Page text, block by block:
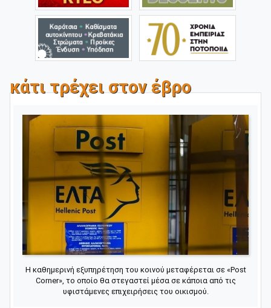
κάτι τρέχει στον έβρο
Η καθημερινή εξυπηρέτηση του κοινού μεταφέρεται σε «Post
Corner», το οποίο θα στεγαστεί μέσα σε κάποια από τις
υφιστάμενες επιχειρήσεις του οικισμού.